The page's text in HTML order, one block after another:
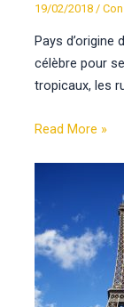
19/02/2018 /
Pays d’origine
célèbre pour
tropicaux, les
Read More »